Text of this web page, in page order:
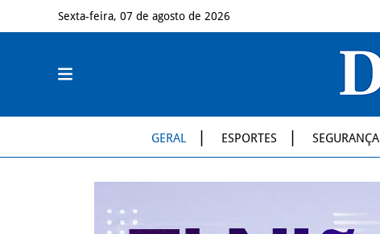
Sexta-feira, 07 de agosto de 2026
GERAL ESPORTES SEGURANÇA